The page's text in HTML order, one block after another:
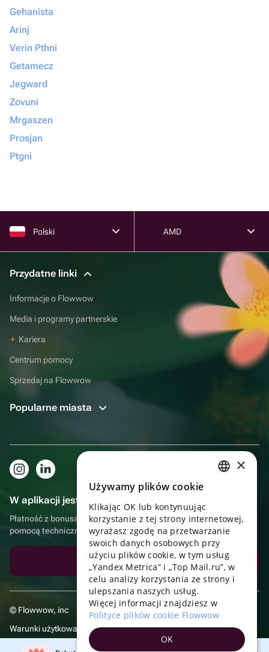
Gehanista
Arinj
Verin Pthni
Getamecz
Jegward
Zovuni
Mrgaszen
Prosjan
Ptgni
Polski AMD
Przydatne linki
Informacje o Flowwow
Media i programy partnerskie
Kariera
Centrum pomocy
Sprzedaj na Flowwow
Popularne miasta
W aplikacji jest to jeszcze wygodniejsze!
Płatność z bonusami, samodzielna dostawa, wygodny czat z
pomocą techniczną
Pobierz aplikację
© Flowwow, inc
Warunki użytkowania
Polityka prywatności
UKRAINIAN
PORTUGUESE
SPANISH
×
Używamy plików cookie
Klikając OK lub kontynuując
korzystanie z tej strony internetowej,
wyrażasz zgodę na przetwarzanie
swoich danych osobowych przy
użyciu plików cookie, w tym usług
„Yandex Metrica” i „Top Mail.ru”, w
celu analizy korzystania ze strony i
ulepszania naszych usług.
Więcej informacji znajdziesz w
Polityce plików cookie Flowwow
OK